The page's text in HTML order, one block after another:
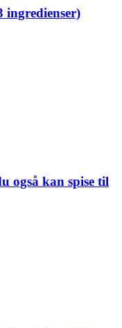
ingredienser)
også kan spise til